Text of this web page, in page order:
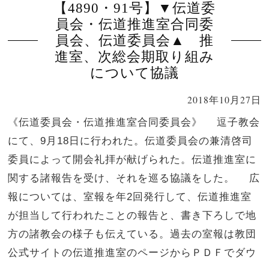
【4890・91号】▼伝道委
員会・伝道推進室合同委
員会、伝道委員会▲ 推
進室、次総会期取り組み
について協議
2018年10月27日
《伝道委員会・伝道推進室合同委員会》 逗子教会
にて、9月18日に行われた。伝道委員会の兼清啓司
委員によって開会礼拝が献げられた。伝道推進室に
関する諸報告を受け、それを巡る協議をした。 広
報については、室報を年2回発行して、伝道推進室
が担当して行われたことの報告と、書き下ろしで地
方の諸教会の様子も伝えている。過去の室報は教団
公式サイトの伝道推進室のページからＰＤＦでダウ